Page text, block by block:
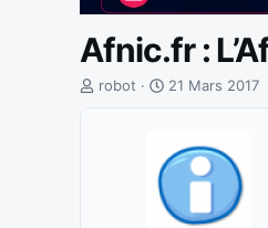
Afnic.fr :
Irobot
D
e
d
21 Mars 2017